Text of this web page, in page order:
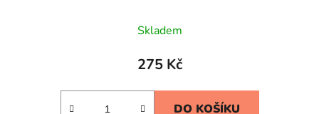
Skladem
275 Kč
DO KOŠÍKU